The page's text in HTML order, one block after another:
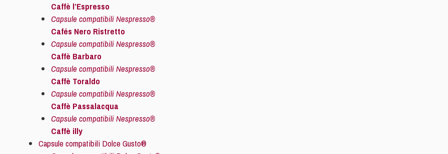
Caffè l’Espresso
Capsule compatibili Nespresso®
Cafés Nero Ristretto
Capsule compatibili Nespresso®
Caffè Barbaro
Capsule compatibili Nespresso®
Caffè Toraldo
Capsule compatibili Nespresso®
Caffè Passalacqua
Capsule compatibili Nespresso®
Caffè illy
Capsule compatibili Dolce Gusto®